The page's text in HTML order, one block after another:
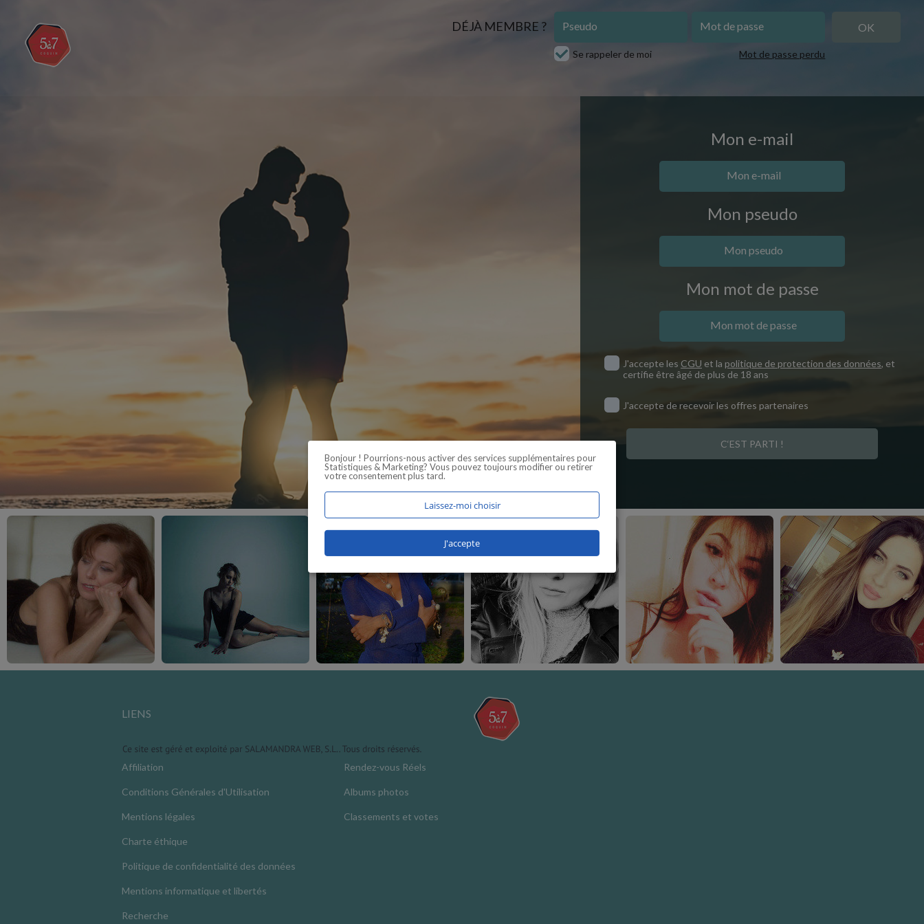
DÉJÀ MEMBRE ?
Se rappeler de moi Mot de passe perdu
Mon e-mail
Mon pseudo
Mon mot de passe
J'accepte les CGU et la politique de protection des données, et
certifie être âgé de plus de 18 ans
J'accepte de recevoir les offres partenaires
C‘EST PARTI !
LIENS
Affiliation
Conditions Générales d'Utilisation
Mentions légales
Charte éthique
Politique de confidentialité des données
Mentions informatique et libertés
Recherche
Rendez-vous Réels
Albums photos
Classements et votes
Bonjour ! Pourrions-nous activer des services supplémentaires pour
Statistiques & Marketing? Vous pouvez toujours modifier ou retirer
votre consentement plus tard.
Laissez-moi choisir
J'accepte